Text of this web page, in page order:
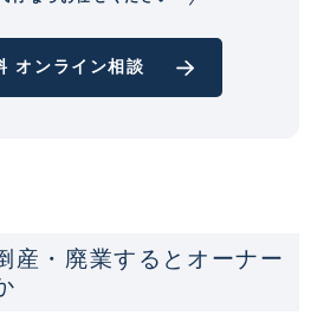
オンライン相談
産・廃業するとオーナー